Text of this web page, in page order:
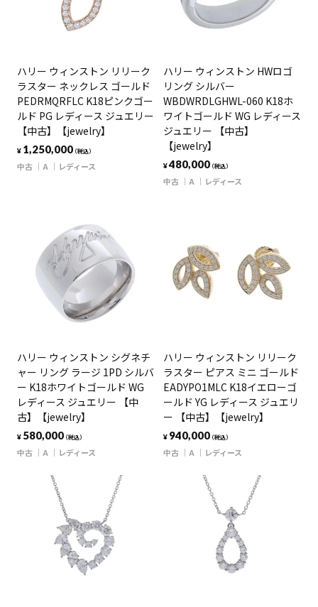
ハリー ウィンストン リリーク
ラスター ネックレス ゴールド
PEDRMQRFLC K18ピンクゴー
ルド PG レディース ジュエリー
【中古】【jewelry】
¥ 1,250,000（税込）
中古 A レディース
ハリー ウィンストン HWロゴ
リング シルバー
WBDWRDLGHWL-060 K18ホ
ワイトゴールド WG レディース
ジュエリー 【中古】
【jewelry】
¥480,000（税込）
中古 A レディース
ハリー ウィンストン シグネチ
ャー リング ラージ 1PD シルバ
ー K18ホワイトゴールド WG
レディース ジュエリー 【中
古】【jewelry】
¥ 580,000（税込）
中古 A レディース
ハリー ウィンストン リリーク
ラスター ピアス ミニ ゴールド
EADYPO1MLC K18イエローゴ
ールド YG レディース ジュエリ
ー 【中古】【jewelry】
¥ 940,000（税込）
中古 A レディース